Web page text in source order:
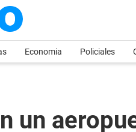
Economia Policiales
un